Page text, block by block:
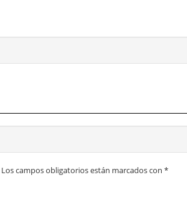
Los campos obligatorios están marcados con *